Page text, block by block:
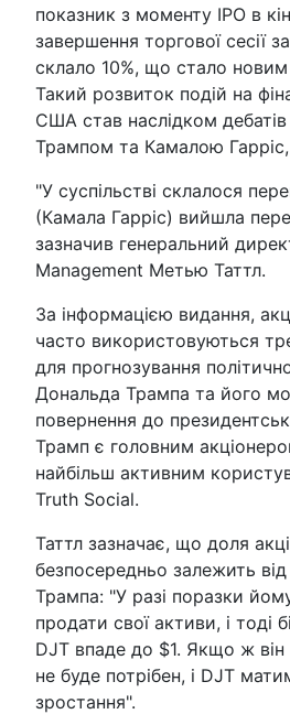
показник з моменту IPO в
завершення торгової сесії
склало 10%, що стало
Такий розвиток подій на
США став наслідком
Трампом та Камалою
"У суспільстві склалося
(Камала Гарріс) вийшла
зазначив генеральний
Management Метью Таттл.
За інформацією видання,
часто використовуються
для прогнозування
Дональда Трампа та його
повернення до
Трамп є головним
найбільш активним
Truth Social.
Таттл зазначає, що доля
безпосередньо залежить
Трампа: "У разі поразки
продати свої активи, і тоді
DJT впаде до $1. Якщо ж
не буде потрібен, і DJT
зростання".